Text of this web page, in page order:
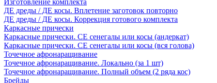
Изготовление комплекта
ДЕ дреды / ДЕ косы. Вплетение заготовок повторно
ДЕ дреды / ДЕ косы. Коррекция готового комплекта
Каркасные прически
Каркасные прически. СЕ сенегалы или косы (андеркат)
Каркасные прически. СЕ сенегалы или косы (вся голова)
Точечное афронаращивание
Точечное афронаращивание. Локально (за 1 шт)
Точечное афронаращивание. Полный объем (2 ряда кос)
Брейды